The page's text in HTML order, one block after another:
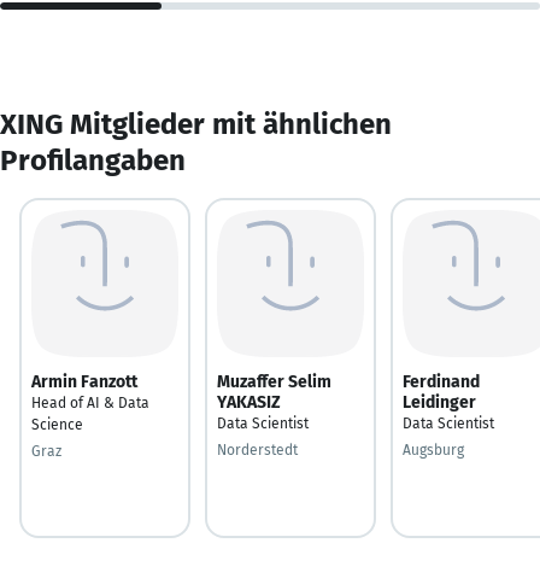
XING Mitglieder mit ähnlichen
Profilangaben
Armin Fanzott
Head of AI & Data
Science
Graz
Muzaffer Selim
YAKASIZ
Data Scientist
Norderstedt
Ferdinand
Leidinger
Data Scientist
Augsburg